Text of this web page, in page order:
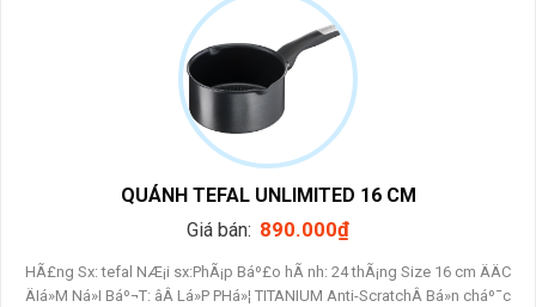
QUÁNH TEFAL UNLIMITED 16 CM
Giá bán: 890.000₫
HÃ£ng Sx: tefal NÆ¡i sx:PhÃ¡p Báº£o hÃ nh: 24 thÃ¡ng Size 16 cm ÄÄC
ÄIá»M Ná»I Báº¬T: âÂ Lá»P PHá»¦ TITANIUM Anti-ScratchÂ Bá»n cháº¯c